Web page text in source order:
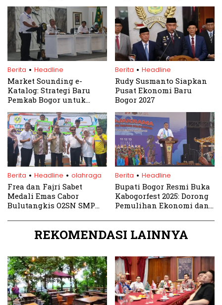
Penjaga Langit NKRI
Berita . Headline
Market Sounding e-
Katalog: Strategi Baru
Pemkab Bogor untuk
Berita . Headline
Rudy Susmanto Siapkan
Pusat Ekonomi Baru
Bogor 2027
Berita . Headline . olahraga
Frea dan Fajri Sabet
Medali Emas Cabor
Bulutangkis O2SN SMP
Berita . Headline
Bupati Bogor Resmi Buka
Kabogorfest 2025: Dorong
Pemulihan Ekonomi dan
REKOMENDASI LAINNYA